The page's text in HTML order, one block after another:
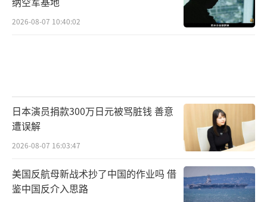
2026-08-07 10:40:02
日本演员捐款300万日元被骂脏钱 善意
遭误解
2026-08-07 16:03:47
美国反航母新战术抄了中国的作业吗 借
鉴中国反介入思路